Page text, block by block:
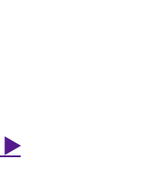
▶️